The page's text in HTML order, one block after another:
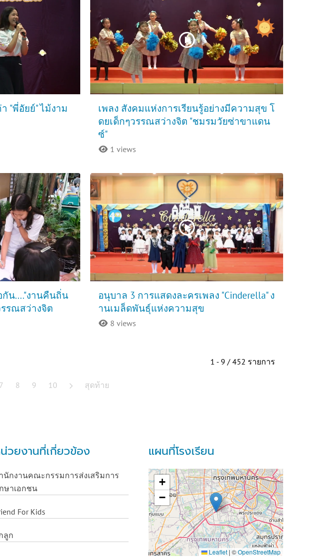
"พี่อัยย์" ไม้งาม
เพลง สังคมแห่งการเรียนรู้อย่างมีความสุข โ
ดยเด็กๆวรรณสว่างจิต "ชมรมวัยซ่าขาแดน
ซ์"
1 views
กัน...."งานคืนถิ่น
รณสว่างจิต
อนุบาล 3 การแสดงละครเพลง "Cinderella" ง
านเมล็ดพันธุ์แห่งความสุข
8 views
1 - 9 / 452 รายการ
7 8 9 10 สุดท้าย
วยงานที่เกี่ยวข้อง
นักงานคณะกรรมการส่งเสริมการ
ษาเอกชน
For Kids
ลูก
แผนที่โรงเรียน
+
−
Leaflet | ©OpenStreetMap